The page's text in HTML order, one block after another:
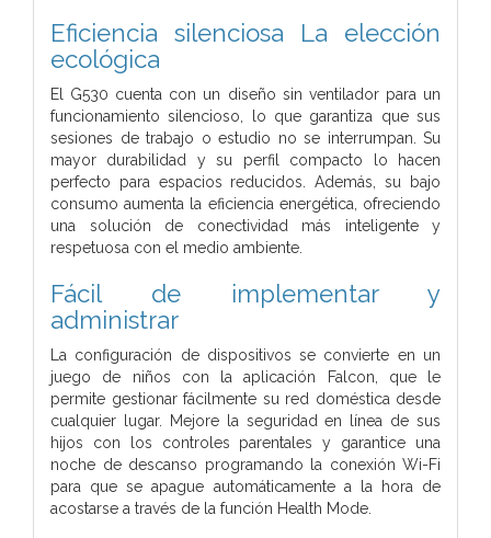
Eficiencia silenciosa La elección
ecológica
El G530 cuenta con un diseño sin ventilador para un
funcionamiento silencioso, lo que garantiza que sus
sesiones de trabajo o estudio no se interrumpan. Su
mayor durabilidad y su perfil compacto lo hacen
perfecto para espacios reducidos. Además, su bajo
consumo aumenta la eficiencia energética, ofreciendo
una solución de conectividad más inteligente y
respetuosa con el medio ambiente.
Fácil de implementar y
administrar
La configuración de dispositivos se convierte en un
juego de niños con la aplicación Falcon, que le
permite gestionar fácilmente su red doméstica desde
cualquier lugar. Mejore la seguridad en línea de sus
hijos con los controles parentales y garantice una
noche de descanso programando la conexión Wi-Fi
para que se apague automáticamente a la hora de
acostarse a través de la función Health Mode.